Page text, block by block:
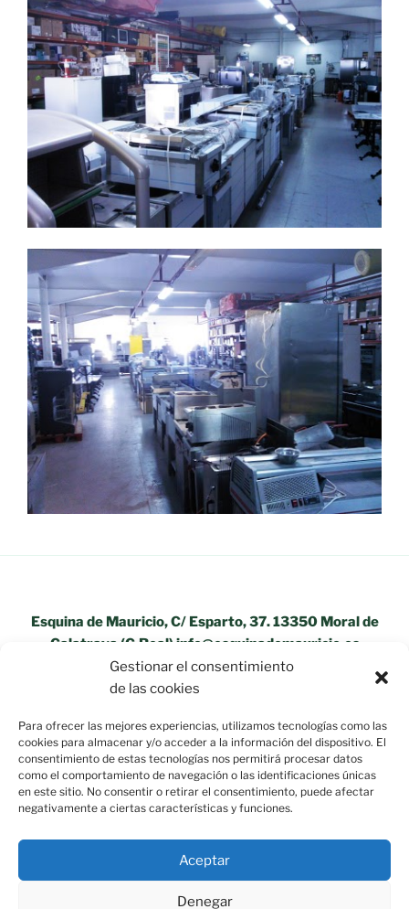
Gestionar el consentimiento
de las cookies
Para ofrecer las mejores experiencias, utilizamos tecnologías como las
cookies para almacenar y/o acceder a la información del dispositivo. El
consentimiento de estas tecnologías nos permitirá procesar datos
como el comportamiento de navegación o las identificaciones únicas
en este sitio. No consentir o retirar el consentimiento, puede afectar
negativamente a ciertas características y funciones.
Aceptar
Denegar
Esquina de Mauricio, C/ Esparto, 37. 13350 Moral de
Calatrava (C.Real) info@esquinademauricio.es
«Aviso Legal»